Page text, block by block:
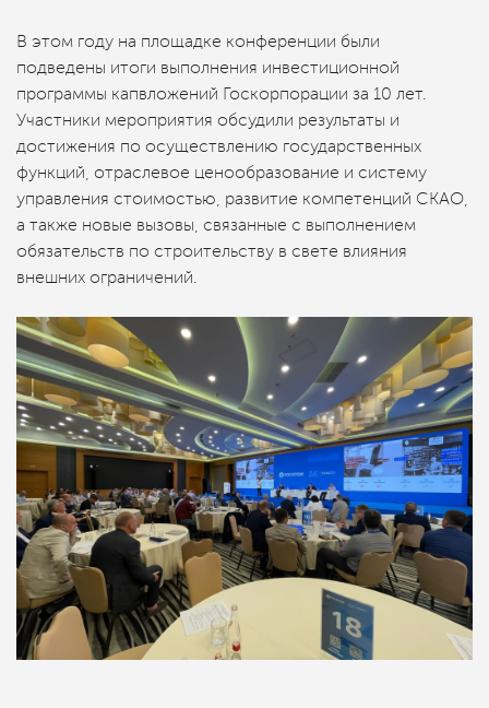
В этом году на площадке конференции были
подведены итоги выполнения инвестиционной
программы капвложений Госкорпорации за 10 лет.
Участники мероприятия обсудили результаты и
достижения по осуществлению государственных
функций, отраслевое ценообразование и систему
управления стоимостью, развитие компетенций СКАО,
а также новые вызовы, связанные с выполнением
обязательств по строительству в свете влияния
внешних ограничений.